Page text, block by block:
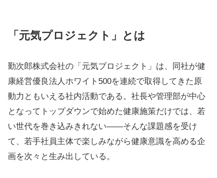
「元気プロジェクト」とは
勤次郎株式会社の「元気プロジェクト」は、同社が健
康経営優良法人ホワイト500を連続で取得してきた原
動力ともいえる社内活動である。社長や管理部が中心
となってトップダウンで始めた健康施策だけでは、若
い世代を巻き込みきれない――そんな課題感を受け
て、若手社員主体で楽しみながら健康意識を高める企
画を次々と生み出している。